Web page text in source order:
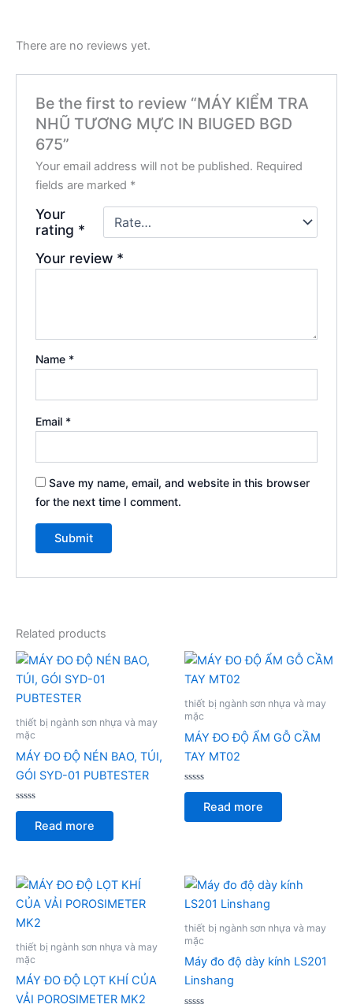
There are no reviews yet.
Be the first to review “MÁY KIỂM TRA
NHŨ TƯƠNG MỰC IN BIUGED BGD
675”
Your email address will not be published. Required
fields are marked *
Your
rating *
Your review *
Name *
Email *
Save my name, email, and website in this browser
for the next time I comment.
Related products
thiết bị ngành sơn nhựa và may
mặc
MÁY ĐO ĐỘ NÉN BAO, TÚI,
GÓI SYD-01 PUBTESTER
Rated
of
Read more
thiết bị ngành sơn nhựa và may
mặc
MÁY ĐO ĐỘ ẨM GỖ CẦM
TAY MT02
Rated
of
Read more
thiết bị ngành sơn nhựa và may
mặc
MÁY ĐO ĐỘ LỌT KHÍ CỦA
VẢI POROSIMETER MK2
thiết bị ngành sơn nhựa và may
mặc
Máy đo độ dày kính LS201
Linshang